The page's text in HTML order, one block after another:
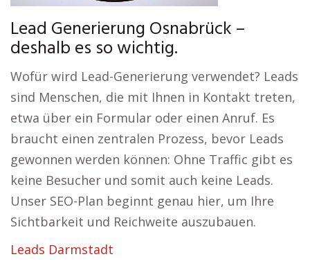
Lead Generierung Osnabrück –
deshalb es so wichtig.
Wofür wird Lead-Generierung verwendet? Leads
sind Menschen, die mit Ihnen in Kontakt treten,
etwa über ein Formular oder einen Anruf. Es
braucht einen zentralen Prozess, bevor Leads
gewonnen werden können: Ohne Traffic gibt es
keine Besucher und somit auch keine Leads.
Unser SEO-Plan beginnt genau hier, um Ihre
Sichtbarkeit und Reichweite auszubauen.
Leads Darmstadt